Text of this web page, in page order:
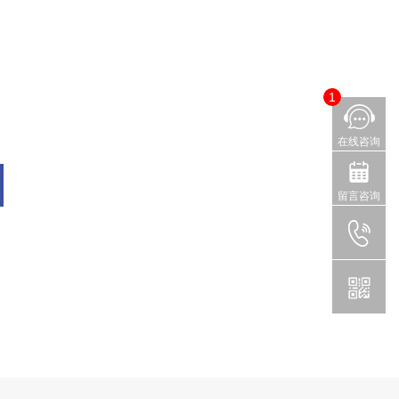
在线咨询
1
留言咨询